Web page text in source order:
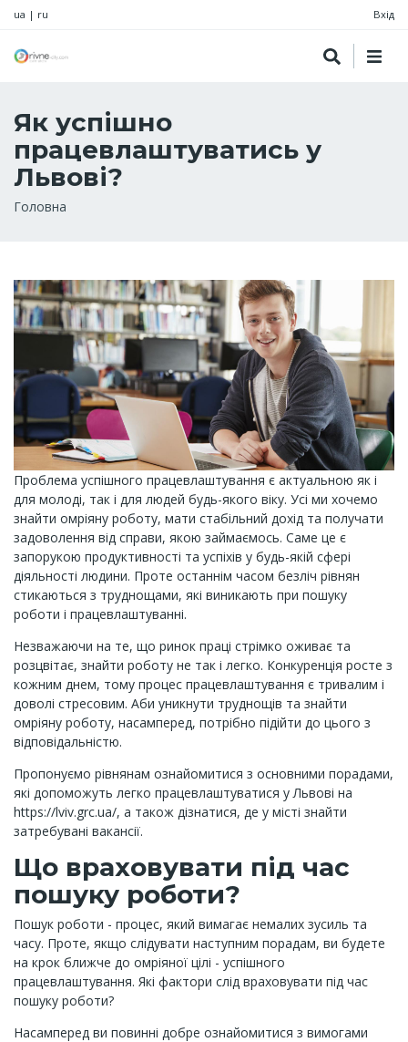
ua | ru Вхід
Як успішно
працевлаштуватись у
Львові?
Рядок
Головна
Проблема успішного працевлаштування є актуальною як і
для молоді, так і для людей будь-якого віку. Усі ми хочемо
знайти омріяну роботу, мати стабільний дохід та получати
задоволення від справи, якою займаємось. Саме це є
запорукою продуктивності та успіхів у будь-якій сфері
діяльності людини. Проте останнім часом безліч рівнян
стикаються з труднощами, які виникають при пошуку
роботи і працевлаштуванні.
Незважаючи на те, що ринок праці стрімко оживає та
розцвітає, знайти роботу не так і легко. Конкуренція росте з
кожним днем, тому процес працевлаштування є тривалим і
доволі стресовим. Аби уникнути труднощів та знайти
омріяну роботу, насамперед, потрібно підійти до цього з
відповідальністю.
Пропонуємо рівнянам ознайомитися з основними порадами,
які допоможуть легко працевлаштуватися у Львові на
https://lviv.grc.ua/, а також дізнатися, де у місті знайти
затребувані вакансії.
Що враховувати під час
пошуку роботи?
Пошук роботи - процес, який вимагає немалих зусиль та
часу. Проте, якщо слідувати наступним порадам, ви будете
на крок ближче до омріяної цілі - успішного
працевлаштування. Які фактори слід враховувати під час
пошуку роботи?
Насамперед ви повинні добре ознайомитися з вимогами